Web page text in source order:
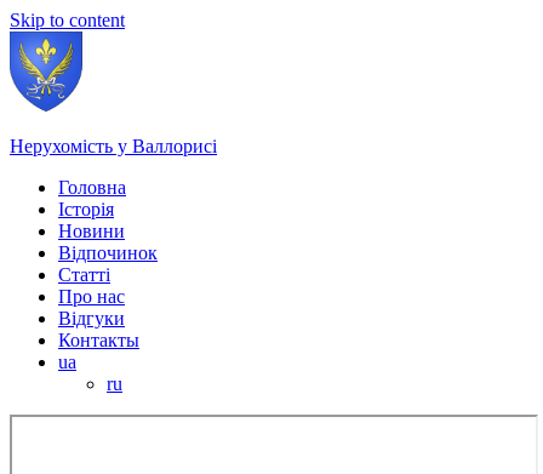
Skip to content
Нерухомість у Валлорисі
Головна
Історія
Новини
Відпочинок
Статті
Про нас
Відгуки
Контакты
ua
ru